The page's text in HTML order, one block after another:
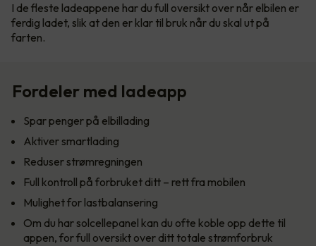
I de fleste ladeappene har du full oversikt over når elbilen er
ferdig ladet, slik at den er klar til bruk når du skal ut på
farten.
Fordeler med ladeapp
Spar penger på elbillading
Aktiver smartlading
Reduser strømregningen
Full kontroll på forbruket ditt – rett fra mobilen
Mulighet for lastbalansering
Om du har solcellepanel kan du ofte koble opp dette til
appen, for full oversikt over ditt totale strømforbruk